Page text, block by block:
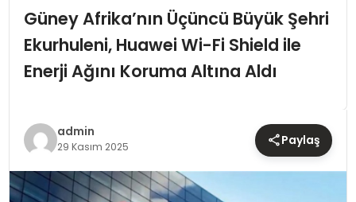
EKONOMI
TEKNOLOJI
YAŞAM
Güney Afrika’nın Üçüncü Büyük Şehri
Ekurhuleni, Huawei Wi-Fi Shield ile
Enerji Ağını Koruma Altına Aldı
admin
29 Kasım 2025 Paylaş